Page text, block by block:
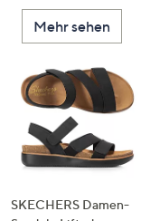
Mehr sehen
SKECHERS Damen-